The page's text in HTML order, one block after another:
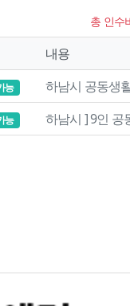
총 인수
내용
능 하남시 공동생
능 하남시 ] 9인 공